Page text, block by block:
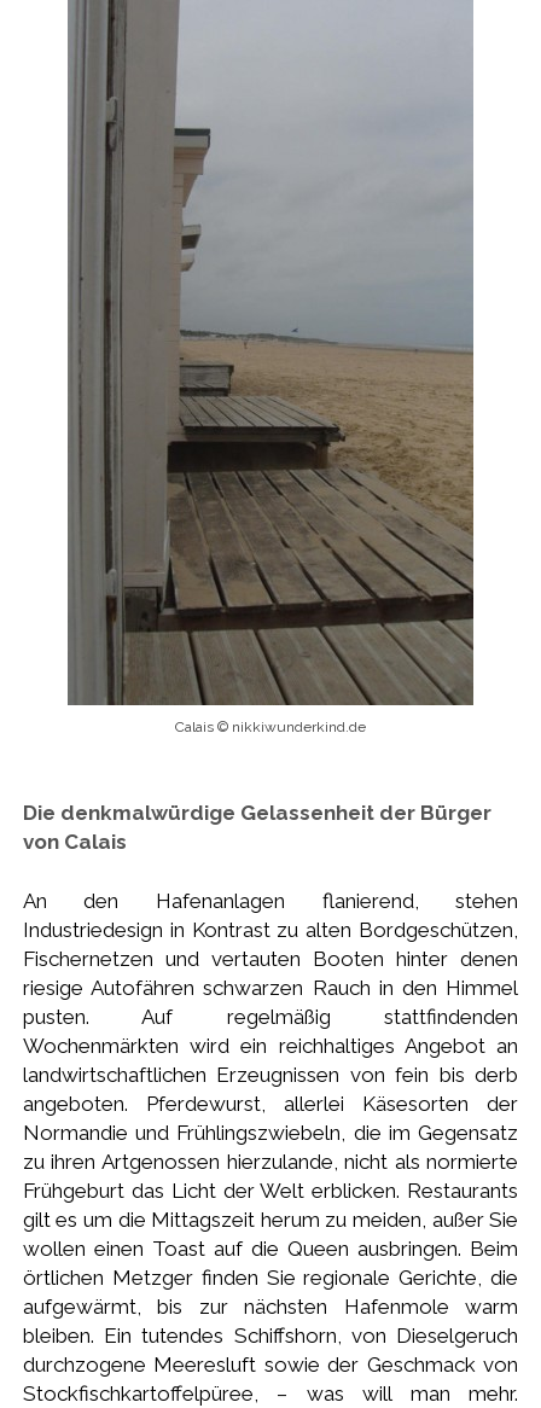
Calais © nikkiwunderkind.de
Die denkmalwürdige Gelassenheit der Bürger
von Calais
An den Hafenanlagen flanierend, stehen
Industriedesign in Kontrast zu alten Bordgeschützen,
Fischernetzen und vertauten Booten hinter denen
riesige Autofähren schwarzen Rauch in den Himmel
pusten. Auf regelmäßig stattfindenden
Wochenmärkten wird ein reichhaltiges Angebot an
landwirtschaftlichen Erzeugnissen von fein bis derb
angeboten. Pferdewurst, allerlei Käsesorten der
Normandie und Frühlingszwiebeln, die im Gegensatz
zu ihren Artgenossen hierzulande, nicht als normierte
Frühgeburt das Licht der Welt erblicken. Restaurants
gilt es um die Mittagszeit herum zu meiden, außer Sie
wollen einen Toast auf die Queen ausbringen. Beim
örtlichen Metzger finden Sie regionale Gerichte, die
aufgewärmt, bis zur nächsten Hafenmole warm
bleiben. Ein tutendes Schiffshorn, von Dieselgeruch
durchzogene Meeresluft sowie der Geschmack von
Stockfischkartoffelpüree, – was will man mehr.